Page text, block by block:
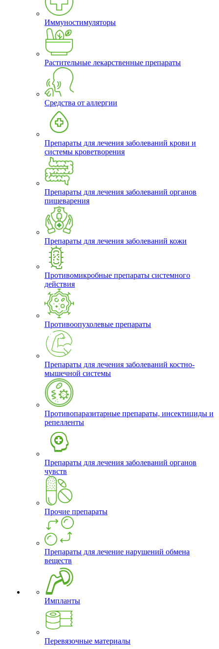
Иммуностимуляторы
Растительные лекарственные препараты
Средства от аллергии
Препараты для лечения заболеваний крови и
системы кроветворения
Препараты для лечения заболеваний органов
пищеварения
Препараты для лечения заболеваний кожи
Противомикробные препараты системного
действия
Противоопухолевые препараты
Препараты для лечения заболеваний костно-
мышечной системы
Противопаразитарные препараты, инсектициды и
репелленты
Препараты для лечения заболеваний органов
чувств
Прочие препараты
Препараты для лечение нарушений обмена
веществ
Импланты
Перевязочные материалы